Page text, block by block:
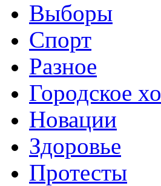
Выборы
Спорт
Разное
Городское
Новации
Здоровье
Протесты